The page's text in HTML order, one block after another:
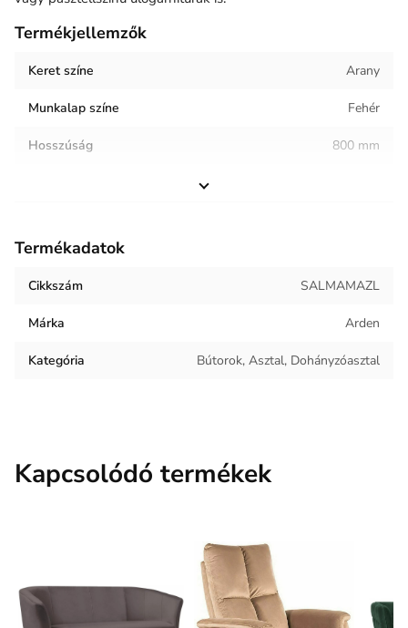
Termékjellemzők
Keret színe Arany
Munkalap színe Fehér
Hosszúság 800 mm
Termék súlya
Termékadatok
Cikkszám SALMAMAZL
Márka Arden
Kategória Bútorok, Asztal, Dohányzóasztal
Kapcsolódó termékek